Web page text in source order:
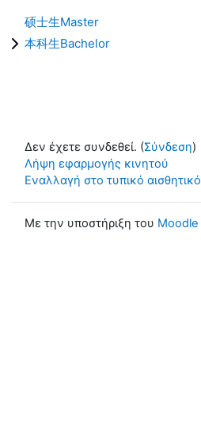
硕士生Master
本科生Bachelor
Δεν έχετε συνδεθεί. (Σύνδεση)
Λήψη εφαρμογής κινητού
Εναλλαγή στο τυπικό
Με την υποστήριξη του Moodle